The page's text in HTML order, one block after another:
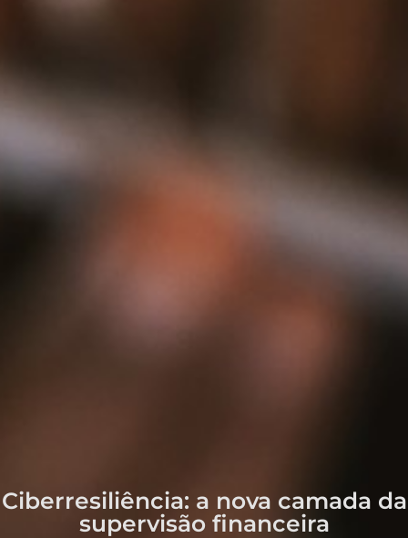
Ciberresiliência: a nova camada da
supervisão financeira